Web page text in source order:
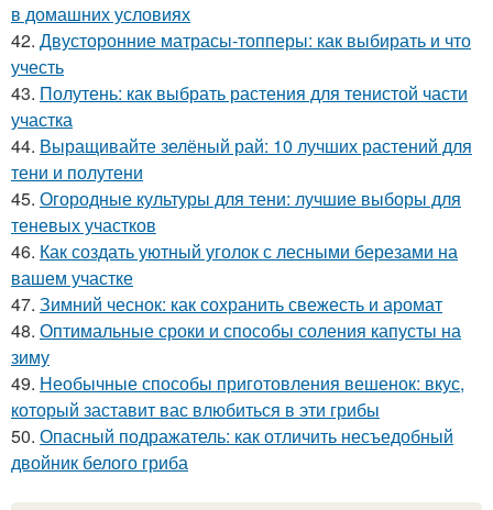
в домашних условиях
42. Двусторонние матрасы-топперы: как выбирать и что
учесть
43. Полутень: как выбрать растения для тенистой части
участка
44. Выращивайте зелёный рай: 10 лучших растений для
тени и полутени
45. Огородные культуры для тени: лучшие выборы для
теневых участков
46. Как создать уютный уголок с лесными березами на
вашем участке
47. Зимний чеснок: как сохранить свежесть и аромат
48. Оптимальные сроки и способы соления капусты на
зиму
49. Необычные способы приготовления вешенок: вкус,
который заставит вас влюбиться в эти грибы
50. Опасный подражатель: как отличить несъедобный
двойник белого гриба